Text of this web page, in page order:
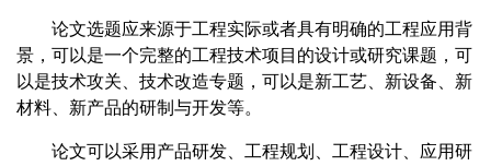
论文选题应来源于工程实际或者具有明确的工程应用背
景，可以是一个完整的工程技术项目的设计或研究课题，可
以是技术攻关、技术改造专题，可以是新工艺、新设备、新
材料、新产品的研制与开发等。
论文可以采用产品研发、工程规划、工程设计、应用研